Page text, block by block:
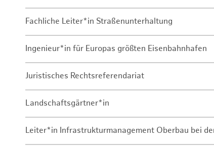
Fachliche Leiter*in Straßenunterhaltung
Ingenieur*in für Europas größten Eisenbahnhafen
Juristisches Rechtsreferendariat
Landschaftsgärtner*in
Leiter*in Infrastrukturmanagement Oberbau bei